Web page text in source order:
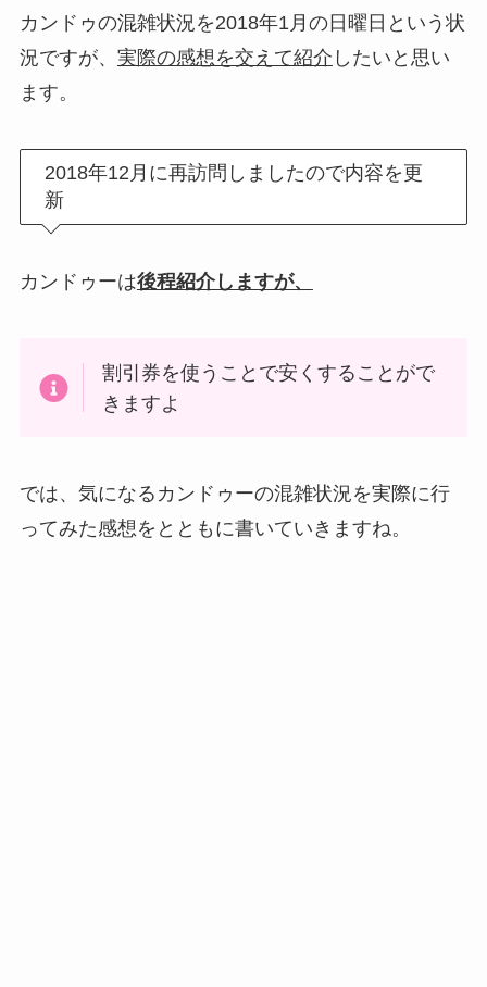
カンドゥの混雑状況を2018年1月の日曜日という状
況ですが、 実際の感想を交えて紹介 したいと思い
ます。
2018年12月に再訪問しましたので内容を更
新
カンドゥーは後程紹介しますが、
割引券を使うことで安くすることがで
きますよ
では、気になるカンドゥーの混雑状況を実際に行
ってみた感想をとともに書いていきますね。